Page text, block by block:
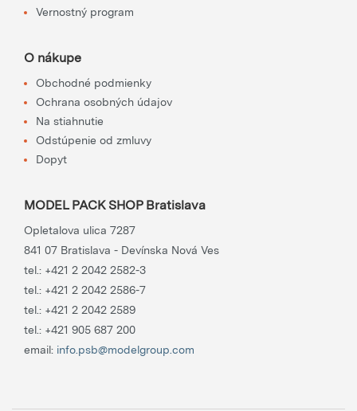
Vernostný program
O nákupe
Obchodné podmienky
Ochrana osobných údajov
Na stiahnutie
Odstúpenie od zmluvy
Dopyt
MODEL PACK SHOP Bratislava
Opletalova ulica 7287
841 07 Bratislava - Devínska Nová Ves
tel.: +421 2 2042 2582-3
tel.: +421 2 2042 2586-7
tel.: +421 2 2042 2589
tel.: +421 905 687 200
email: info.psb@modelgroup.com